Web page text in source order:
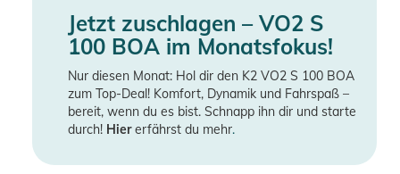
Jetzt zuschlagen – VO2 S
100 BOA im Monatsfokus!
Nur diesen Monat: Hol dir den K2 VO2 S 100 BOA
zum Top-Deal! Komfort, Dynamik und Fahrspaß –
bereit, wenn du es bist. Schnapp ihn dir und starte
durch! Hiererfährst du mehr.